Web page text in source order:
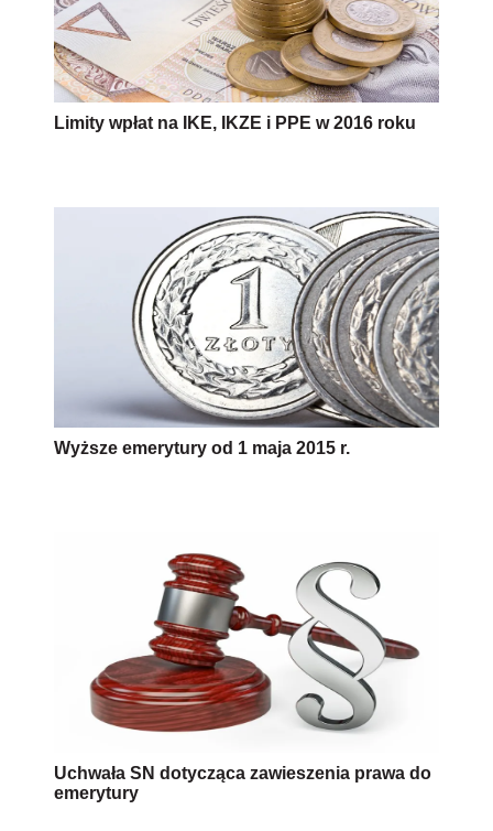
Limity wpłat na IKE, IKZE i PPE w 2016 roku
Wyższe emerytury od 1 maja 2015 r.
Uchwała SN dotycząca zawieszenia prawa do
emerytury